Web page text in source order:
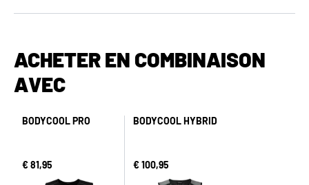
ACHETER EN COMBINAISON
AVEC
BODYCOOL PRO
€ 81,95
BODYCOOL HYBRID
€ 100,95